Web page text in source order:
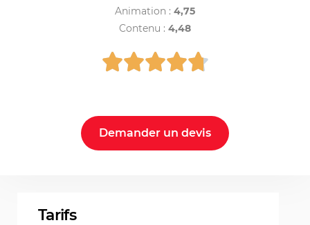
Animation : 4,75
Contenu : 4,48
Demander un devis
Tarifs